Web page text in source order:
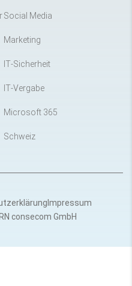
Social Media
Marketing
IT-Sicherheit
IT-Vergabe
Microsoft 365
Schweiz
consecom GmbH
Impressum